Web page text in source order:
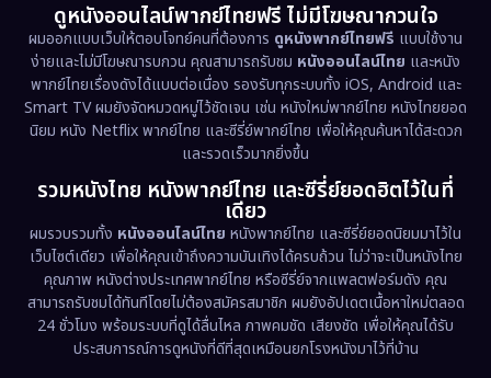
Emotional (61)
Epic มหากาพย์ (229)
Erotic (38)
Family ครอบครัว (375)
Fantasy จินตนาการ (338)
Fiction (9)
Film (57)
ดูหนังออนไลน์พากย์ไทยฟรี ไม่มีโฆษณากวนใจ
ผมออกแบบเว็บให้ตอบโจทย์คนที่ต้องการ ดูหนังพากย์ไทยฟรี แบบใช้งาน
ง่ายและไม่มีโฆษณารบกวน คุณสามารถรับชม หนังออนไลน์ไทย และหนัง
พากย์ไทยเรื่องดังได้แบบต่อเนื่อง รองรับทุกระบบทั้ง iOS, Android และ
Smart TV ผมยังจัดหมวดหมู่ไว้ชัดเจน เช่น หนังใหม่พากย์ไทย หนังไทยยอด
นิยม หนัง Netflix พากย์ไทย และซีรี่ย์พากย์ไทย เพื่อให้คุณค้นหาได้สะดวก
และรวดเร็วมากยิ่งขึ้น
รวมหนังไทย หนังพากย์ไทย และซีรี่ย์ยอดฮิตไว้ในที่
เดียว
ผมรวบรวมทั้ง หนังออนไลน์ไทย หนังพากย์ไทย และซีรี่ย์ยอดนิยมมาไว้ใน
เว็บไซต์เดียว เพื่อให้คุณเข้าถึงความบันเทิงได้ครบถ้วน ไม่ว่าจะเป็นหนังไทย
คุณภาพ หนังต่างประเทศพากย์ไทย หรือซีรี่ย์จากแพลตฟอร์มดัง คุณ
สามารถรับชมได้ทันทีโดยไม่ต้องสมัครสมาชิก ผมยังอัปเดตเนื้อหาใหม่ตลอด
24 ชั่วโมง พร้อมระบบที่ดูได้ลื่นไหล ภาพคมชัด เสียงชัด เพื่อให้คุณได้รับ
ประสบการณ์การดูหนังที่ดีที่สุดเหมือนยกโรงหนังมาไว้ที่บ้าน